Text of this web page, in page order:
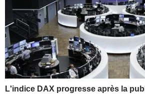
L'indice DAX progresse après la